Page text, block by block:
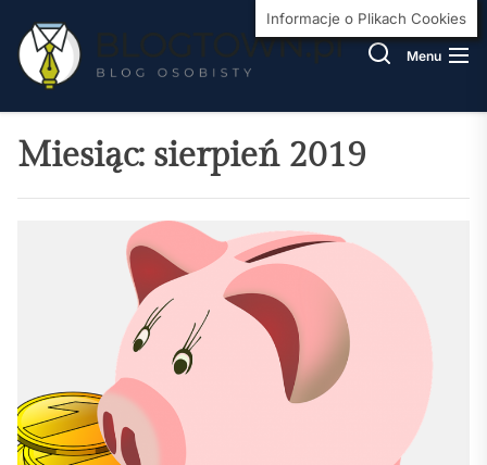
the
content
Menu
Miesiąc: sierpień 2019
Informacje o Plikach Cookies